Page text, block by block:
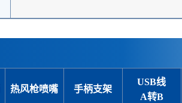
热风枪喷嘴 手柄支架
USB线
A转B